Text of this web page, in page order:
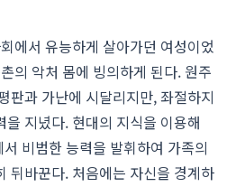
에서 유능하게 살아가던 여성이었
의 악처 몸에 빙의하게 된다. 원주
판과 가난에 시달리지만, 좌절하지
지녔다. 현대의 지식을 이용해
비범한 능력을 발휘하여 가족의
뒤바꾼다. 처음에는 자신을 경계하